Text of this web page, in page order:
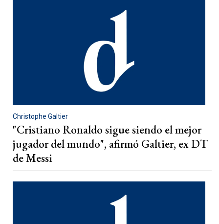
Christophe Galtier
"Cristiano Ronaldo sigue siendo el mejor
jugador del mundo", afirmó Galtier, ex DT
de Messi